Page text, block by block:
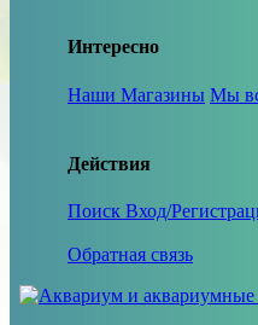
Интересно
Наши Магазины Мы
Действия
Поиск Вход/
Обратная связь